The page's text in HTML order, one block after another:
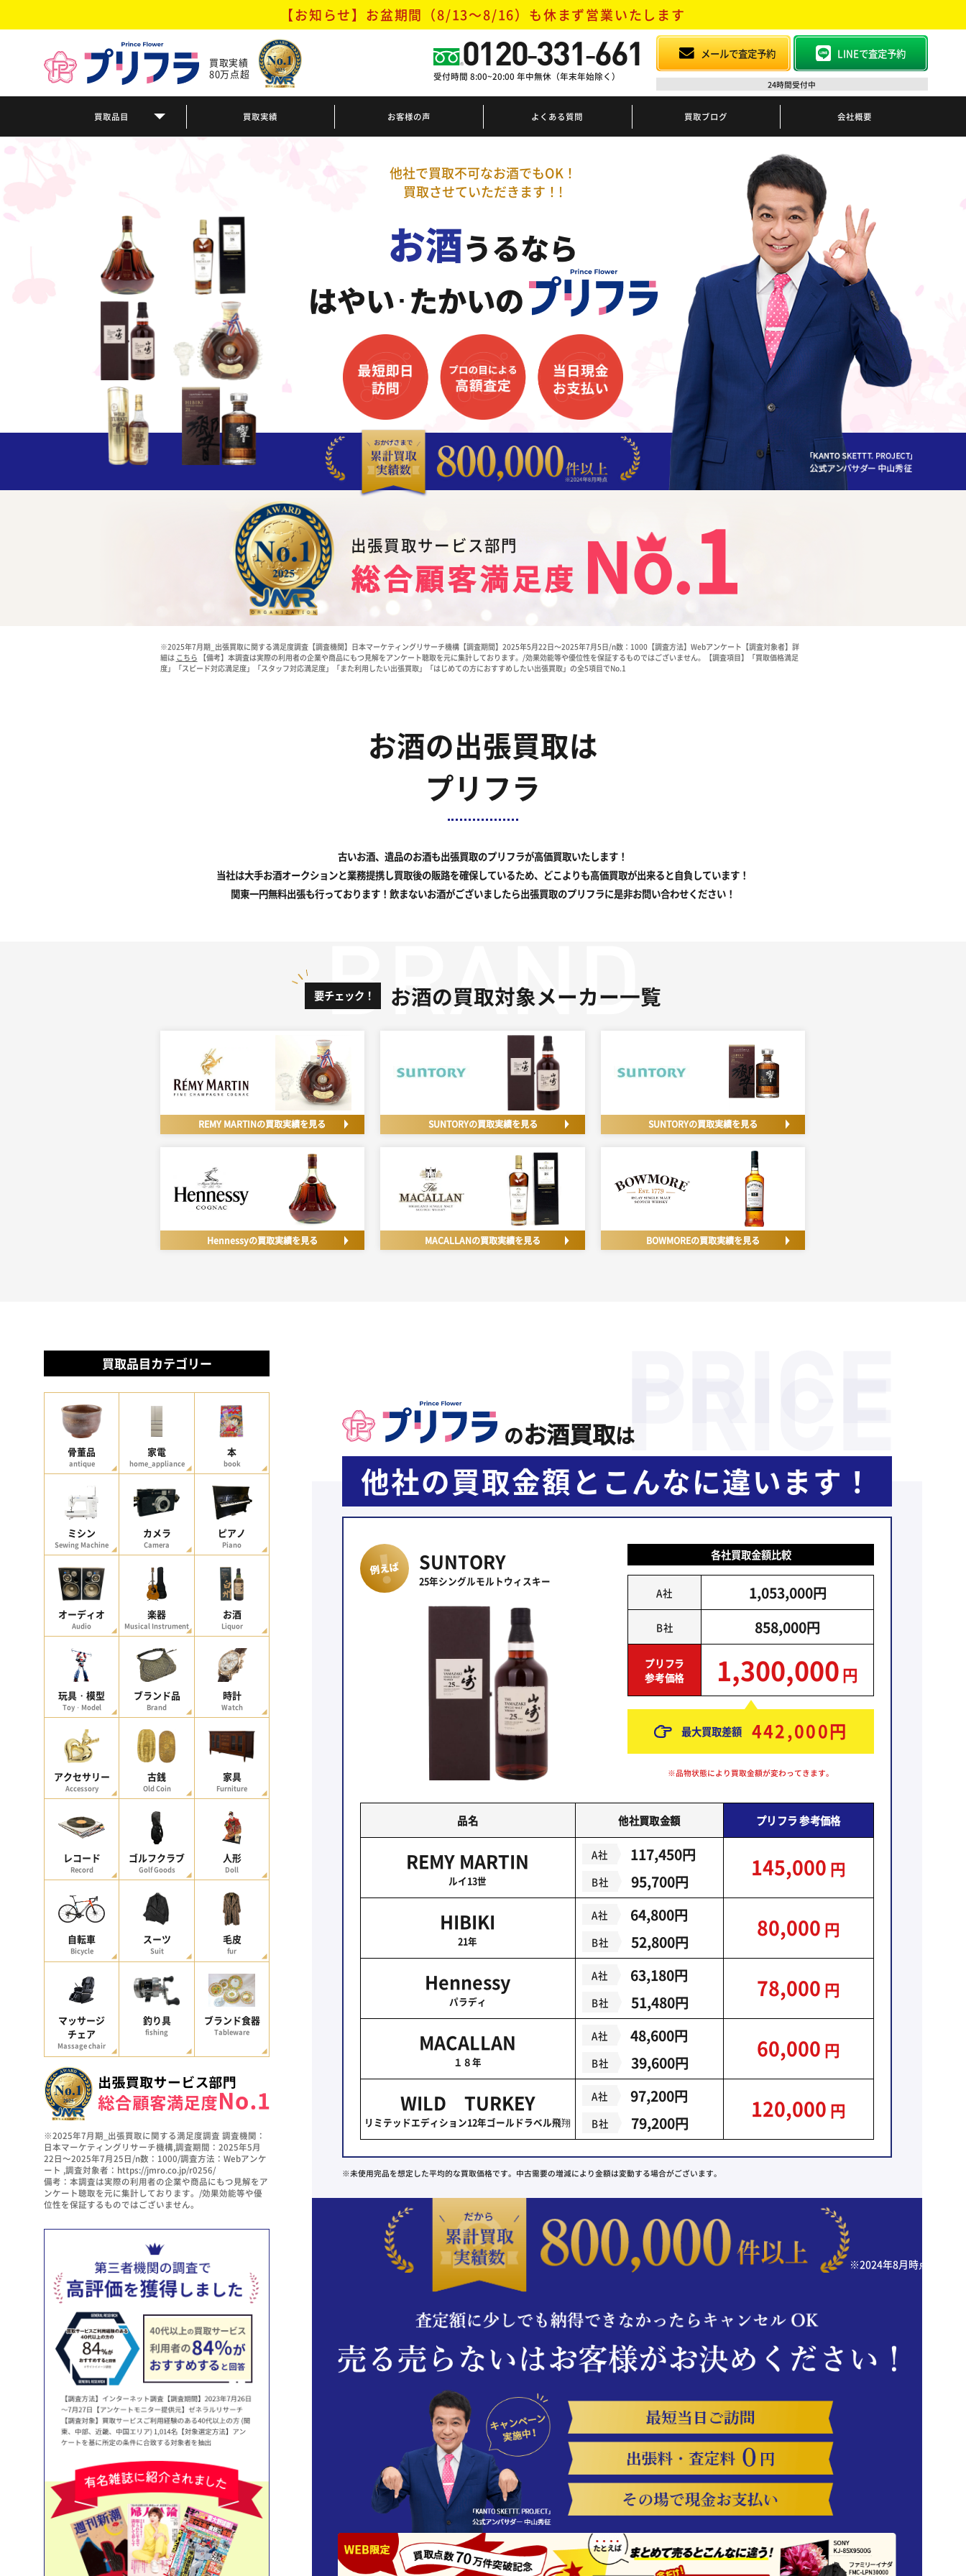
【お知らせ】お盆期間（8/13～8/16） も休まず営業いたします
買取実績
80万点超
買取品目 買取実績 お客様の声 よくある質問 買取ブログ 会社概要
0120-331-661
受付時間 8:00~20:00 年中無休（年末年始除く）
メールで査定予約 LINEで査定予約
24時間受付中
他社で買取不可なお酒でもOK！
買取させていただきます！!
お酒うるなら
はやい･たかいの
出張買取サービス部門
総合顧客満足度 No.1
※2025年7月期_出張買取に関する満足度調査【調査機関】日本マーケティングリサーチ機構【調査期間】2025年5月22日～2025年7月5日/n数：1000【調査方法】Webアンケート【調査対象者】詳
細は こちら 【備考】本調査は実際の利用者の企業や商品にもつ見解をアンケート聴取を元に集計しております。/効果効能等や優位性を保証するものではございません。【調査項目】「買取価格満足
度」「スピード対応満足度」「スタッフ対応満足度」「また利用したい出張買取」「はじめての方におすすめしたい出張買取」の全5項目でNo.1
お酒の出張買取は
プリフラ
古いお酒、遺品のお酒も出張買取のプリフラが高価買取いたします！
当社は大手お酒オークションと業務提携し買取後の販路を確保しているため、どこよりも高価買取が出来ると自負しています！
関東一円無料出張も行っております！飲まないお酒がございましたら出張買取のプリフラに是非お問い合わせください！
要チェック！ お酒の買取対象メーカー一覧
REMY MARTINの買取実績を見る SUNTORYの買取実績を見る SUNTORYの買取実績を見る
Hennessyの買取実績を見る MACALLANの買取実績を見る BOWMOREの買取実績を見る
買取品目カテゴリー
骨董品
antique
家電
home_appliance
本
book
ミシン
Sewing Machine
カメラ
Camera
ピアノ
Piano
オーディオ
Audio
楽器
Musical Instrument
お酒
Liquor
玩具・模型
Toy・Model
ブランド品
Brand
時計
Watch
アクセサリー
Accessory
古銭
Old Coin
家具
Furniture
レコード
Record
ゴルフクラブ
Golf Goods
人形
Doll
自転車
Bicycle
スーツ
Suit
毛皮
fur
マッサージ
チェア
Massage chair
釣り具
fishing
ブランド食器
Tableware
※2025年7月期_出張買取に関する満足度調査 調査機関：
日本マーケティングリサーチ機構,調査期間：2025年5月
22日～2025年7月25日/n数：1000/調査方法：Webアンケ
ート ,調査対象者：https://jmro.co.jp/r0256/
備考：本調査は実際の利用者の企業や商品にもつ見解をア
ンケート聴取を元に集計しております。/効果効能等や優
位性を保証するものではございません。
のお酒買取は
他社の買取金額と こんなに違います！
SUNTORY
25年シングルモルトウィスキー
各社買取金額比較
A社 1,053,000円
B社 858,000円
プリフラ
参考価格
1,300,000円
最大買取差額 442,000円
※品物状態により買取金額が変わってきます。
品名 他社買取金額 プリフラ参考価格
REMY MARTIN
ルイ13世
A社 117,450円
B社 95,700円
145,000 円
HIBIKI
21年
A社 64,800円
B社 52,800円
80,000 円
Hennessy
パラディ
A社 63,180円
B社 51,480円
78,000 円
MACALLAN
１８年
A社 48,600円
B社 39,600円
60,000 円
WILD TURKEY
リミテッドエディション12年ゴールドラベル飛翔
A社 97,200円
B社 79,200円
120,000 円
※未使用完品を想定した平均的な買取価格です。中古需要の増減により金額は変動する場合がございます。
※2024年8月時点